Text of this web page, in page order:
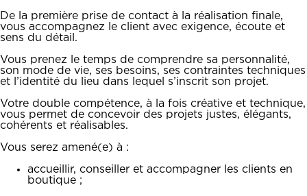
De la première prise de contact à la réalisation finale,
vous accompagnez le client avec exigence, écoute et
sens du détail.
Vous prenez le temps de comprendre sa personnalité,
son mode de vie, ses besoins, ses contraintes techniques
et l’identité du lieu dans lequel s’inscrit son projet.
Votre double compétence, à la fois créative et technique,
vous permet de concevoir des projets justes, élégants,
cohérents et réalisables.
Vous serez amené(e) à :
accueillir, conseiller et accompagner les clients en
boutique ;